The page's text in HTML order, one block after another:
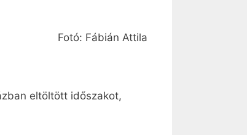
Fotó: Fábián Attila
eltöltött időszakot,